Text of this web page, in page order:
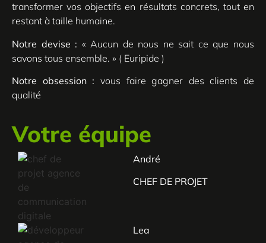
transformer vos objectifs en résultats concrets, tout en
restant à taille humaine.
Notre devise : « Aucun de nous ne sait ce que nous
savons tous ensemble. » ( Euripide )
Notre obsession : vous faire gagner des clients de
qualité
Votre équipe
André
CHEF DE PROJET
Lea